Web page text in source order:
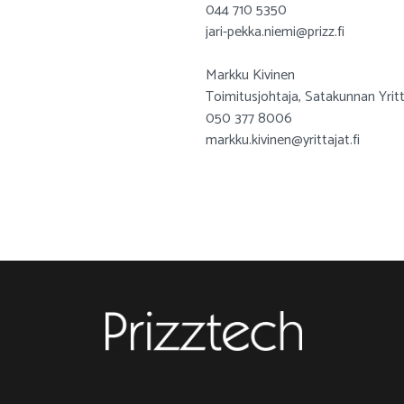
044 710 5350
jari-pekka.niemi@prizz.fi
Markku Kivinen
Toimitusjohtaja, Satakunnan
050 377 8006
markku.kivinen@yrittajat.fi